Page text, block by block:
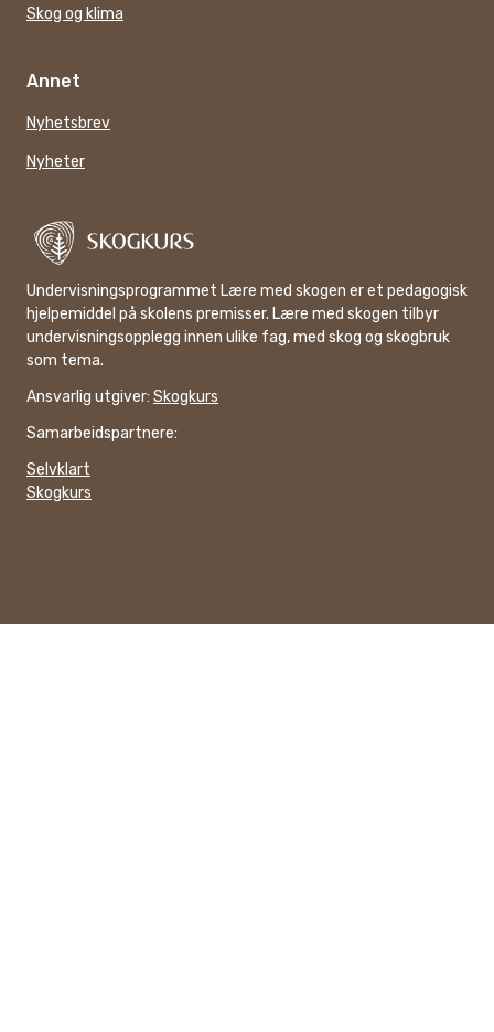
Skog og klima
Annet
Nyhetsbrev
Nyheter
Undervisningsprogrammet Lære med skogen er et pedagogisk
hjelpemiddel på skolens premisser. Lære med skogen tilbyr
undervisningsopplegg innen ulike fag, med skog og skogbruk
som tema.
Ansvarlig utgiver: Skogkurs
Samarbeidspartnere:
Selvklart
Skogkurs